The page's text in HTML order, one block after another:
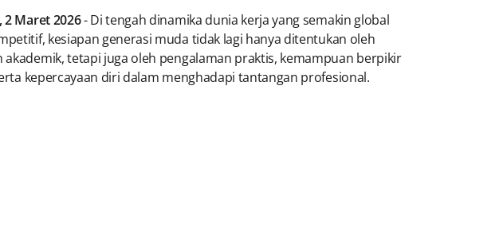
2 Maret 2026- Di tengah dinamika dunia kerja yang semakin global
kesiapan generasi muda tidak lagi hanya ditentukan oleh
akademik, tetapi juga oleh pengalaman praktis, kemampuan berpikir
kepercayaan diri dalam menghadapi tantangan profesional.